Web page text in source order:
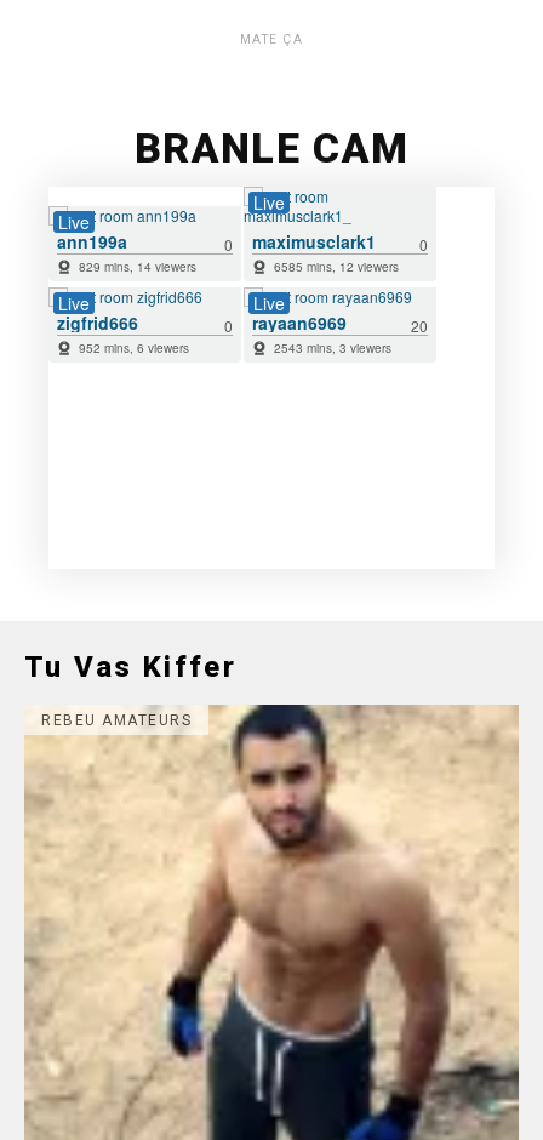
MATE ÇA
BRANLE CAM
Tu Vas Kiffer
REBEU AMATEURS